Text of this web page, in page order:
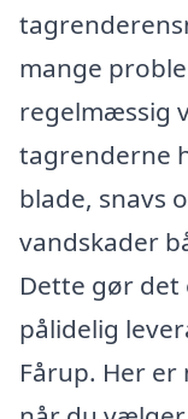
mange
regelmæssig
tagrenderne
blade, snavs
vandskader
Dette gør
pålidelig
Fårup. Her